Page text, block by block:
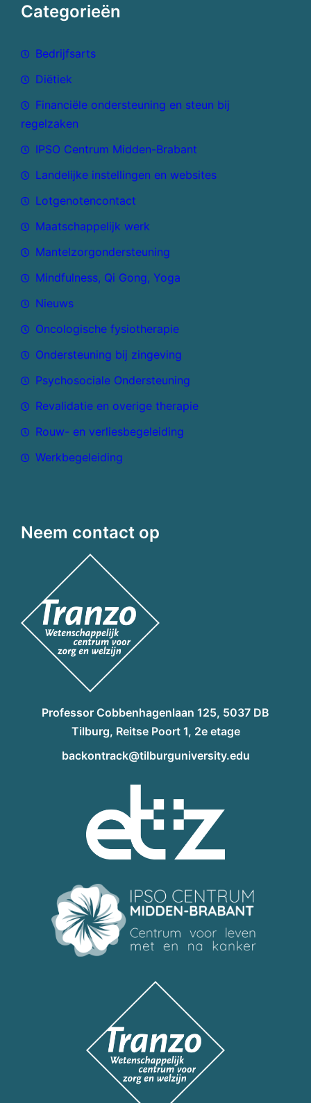
Categorieën
Bedrijfsarts
Diëtiek
Financiële ondersteuning en steun bij
regelzaken
IPSO Centrum Midden-Brabant
Landelijke instellingen en websites
Lotgenotencontact
Maatschappelijk werk
Mantelzorgondersteuning
Mindfulness, Qi Gong, Yoga
Nieuws
Oncologische fysiotherapie
Ondersteuning bij zingeving
Psychosociale Ondersteuning
Revalidatie en overige therapie
Rouw- en verliesbegeleiding
Werkbegeleiding
Neem contact op
Professor Cobbenhagenlaan 125, 5037 DB
Tilburg, Reitse Poort 1, 2e etage
backontrack@tilburguniversity.edu